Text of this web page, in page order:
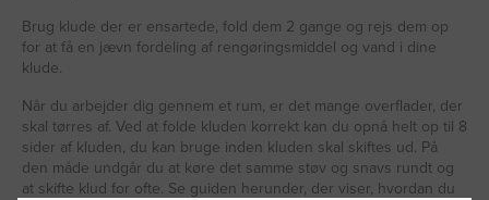
Brug klude der er ensartede, fold dem 2 gange og rejs dem op
for at få en jævn fordeling af rengøringsmiddel og vand i dine
klude.
Når du arbejder dig gennem et rum, er det mange overflader, der
skal tørres af. Ved at folde kluden korrekt kan du opnå helt op til 8
sider af kluden, du kan bruge inden kluden skal skiftes ud. På
den måde undgår du at køre det samme støv og snavs rundt og
at skifte klud for ofte. Se guiden herunder, der viser, hvordan du